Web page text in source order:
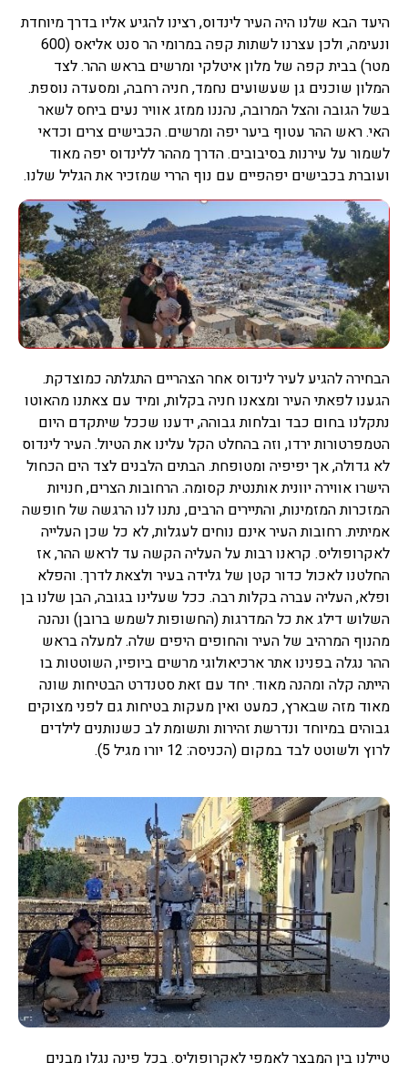
היעד הבא שלנו היה העיר לינדוס, רצינו להגיע אליו בדרך מיוחדת
ונעימה, ולכן עצרנו לשתות קפה במרומי הר סנט אליאס (600
מטר) בבית קפה של מלון איטלקי ומרשים בראש ההר. לצד
המלון שוכנים גן שעשועים נחמד, חניה רחבה, ומסעדה נוספת.
בשל הגובה והצל המרובה, נהננו ממזג אוויר נעים ביחס לשאר
האי. ראש ההר עטוף ביער יפה ומרשים. הכבישים צרים וכדאי
לשמור על עירנות בסיבובים. הדרך מההר ללינדוס יפה מאוד
ועוברת בכבישים יפהפיים עם נוף הררי שמזכיר את הגליל שלנו.
הבחירה להגיע לעיר לינדוס אחר הצהריים התגלתה כמוצדקת.
הגענו לפאתי העיר ומצאנו חניה בקלות, ומיד עם צאתנו מהאוטו
נתקלנו בחום כבד ובלחות גבוהה, ידענו שככל שיתקדם היום
הטמפרטורות ירדו, וזה בהחלט הקל עלינו את הטיול. העיר לינדוס
לא גדולה, אך יפיפיה ומטופחת. הבתים הלבנים לצד הים הכחול
הישרו אווירה יוונית אותנטית קסומה. הרחובות הצרים, חנויות
המזכרות המזמינות, והתיירים הרבים, נתנו לנו הרגשה של חופשה
אמיתית. רחובות העיר אינם נוחים לעגלות, לא כל שכן העלייה
לאקרופוליס. קראנו רבות על העליה הקשה עד לראש ההר, אז
החלטנו לאכול כדור קטן של גלידה בעיר ולצאת לדרך. והפלא
ופלא, העליה עברה בקלות רבה. ככל שעלינו בגובה, הבן שלנו בן
השלוש דילג את כל המדרגות (החשופות לשמש ברובן) ונהנה
מהנוף המרהיב של העיר והחופים היפים שלה. למעלה בראש
ההר נגלה בפנינו אתר ארכיאולוגי מרשים ביופיו, השוטטות בו
הייתה קלה ומהנה מאוד. יחד עם זאת סטנדרט הבטיחות שונה
מאוד מזה שבארץ, כמעט ואין מעקות בטיחות גם לפני מצוקים
גבוהים במיוחד ונדרשת זהירות ותשומת לב כשנותנים לילדים
לרוץ ולשוטט לבד במקום (הכניסה: 12 יורו מגיל 5).
טיילנו בין המבצר לאמפי לאקרופוליס. בכל פינה נגלו מבנים